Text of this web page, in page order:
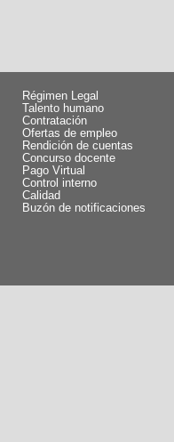
Régimen Legal
Talento humano
Contratación
Ofertas de empleo
Rendición de cuentas
Concurso docente
Pago Virtual
Control interno
Calidad
Buzón de notificaciones